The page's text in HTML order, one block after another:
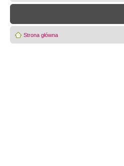
Strona główna